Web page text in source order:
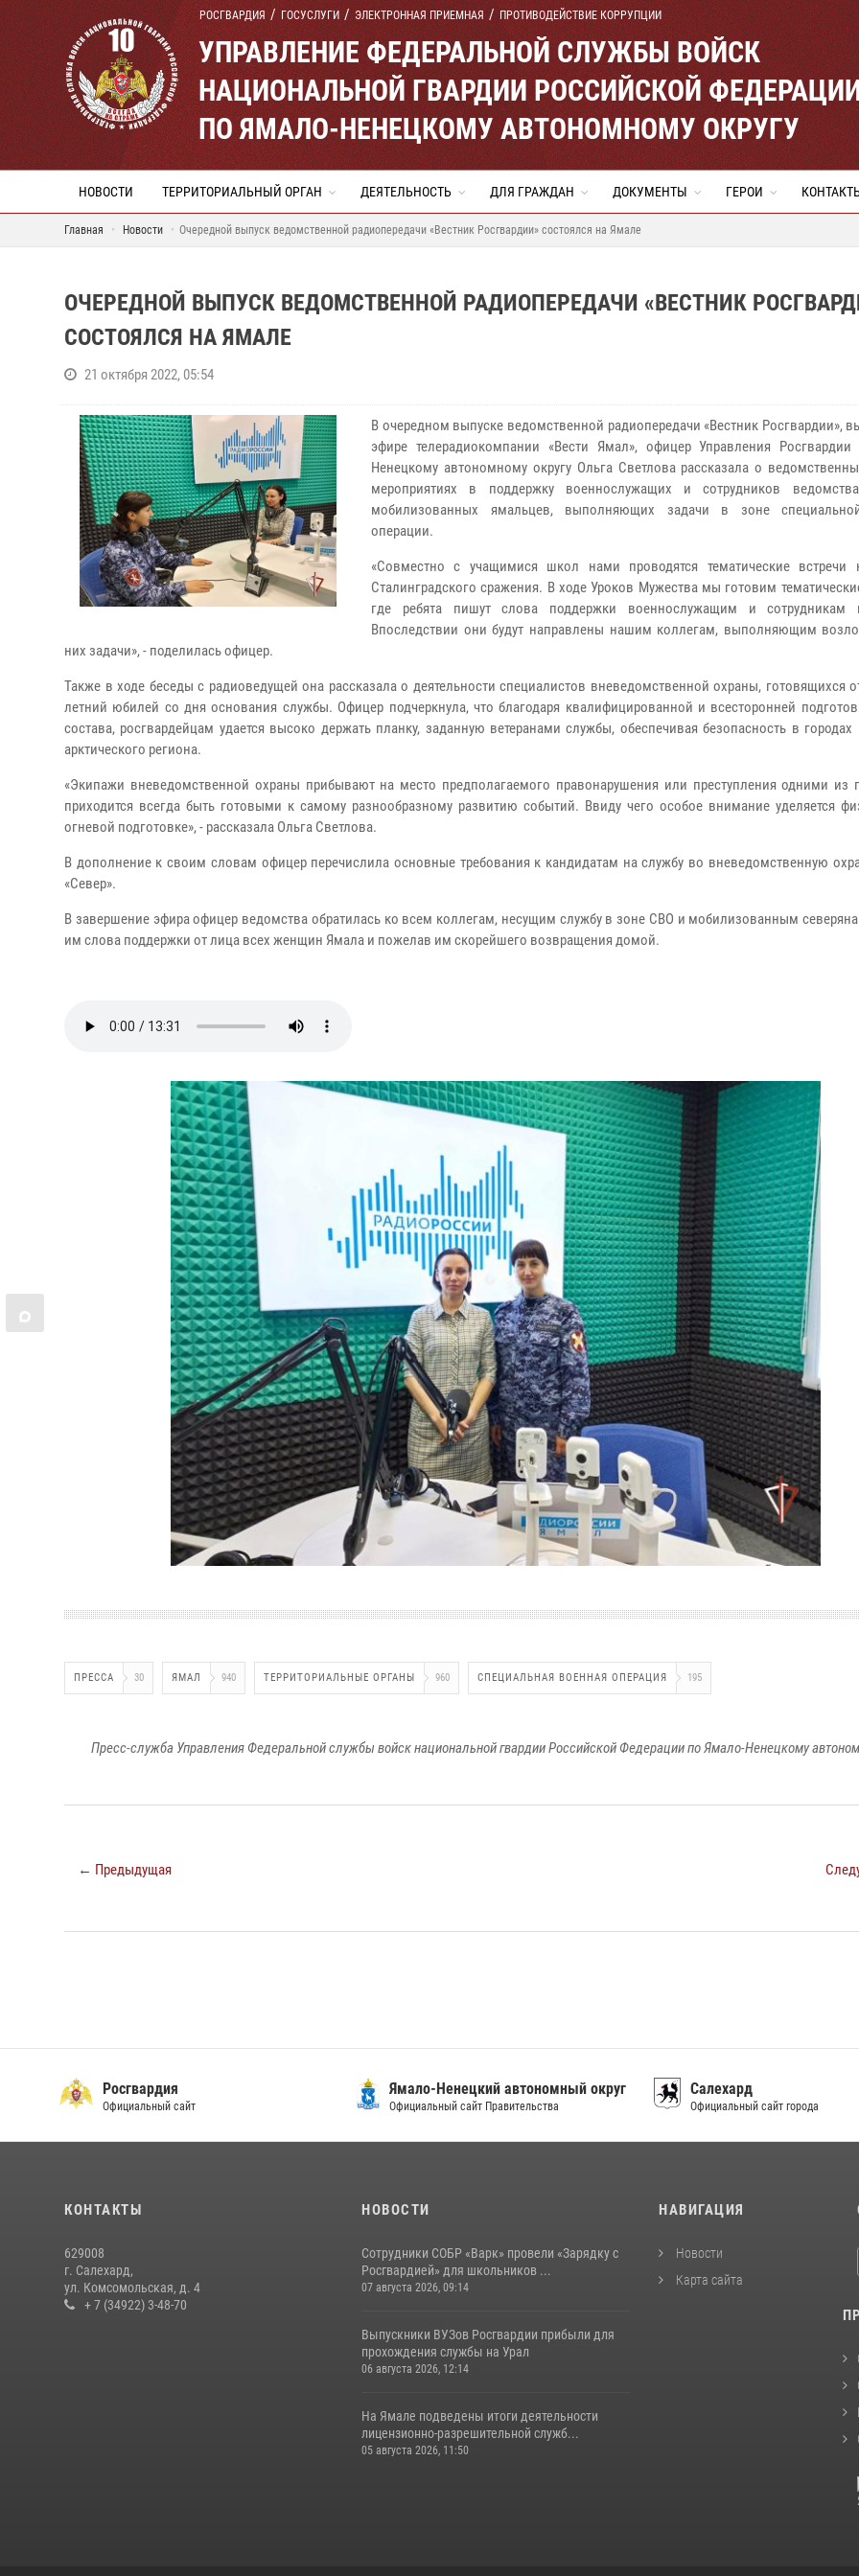
РОСГВАРДИЯ ГОСУСЛУГИ ЭЛЕКТРОННАЯ ПРИЕМНАЯ ПРОТИВОДЕЙСТВИЕ КОРРУПЦИИ
УПРАВЛЕНИЕ ФЕДЕРАЛЬНОЙ СЛУЖБЫ ВОЙСК
НАЦИОНАЛЬНОЙ ГВАРДИИ РОССИЙСКОЙ
ПО ЯМАЛО-НЕНЕЦКОМУ АВТОНОМНОМУ ОКРУГУ
НОВОСТИ ТЕРРИТОРИАЛЬНЫЙ ОРГАН ДЕЯТЕЛЬНОСТЬ ДЛЯ ГРАЖДАН ДОКУМЕНТЫ ГЕРОИ
Главная Новости Очередной выпуск ведомственной радиопередачи «Вестник Росгвардии» состоялся на Ямале
ОЧЕРЕДНОЙ ВЫПУСК ВЕДОМСТВЕННОЙ РАДИОПЕРЕДАЧИ «ВЕСТНИК
СОСТОЯЛСЯ НА ЯМАЛЕ
21 октября 2022, 05:54
В очередном выпуске ведомственной радиопередачи «Вестник Росгвардии»,
эфире телерадиокомпании «Вести Ямал», офицер Управления
Ненецкому автономному округу Ольга Светлова рассказала о
мероприятиях в поддержку военнослужащих и сотрудников
мобилизованных ямальцев, выполняющих задачи в зоне
операции.
«Совместно с учащимися школ нами проводятся тематические встречи
Сталинградского сражения. В ходе Уроков Мужества мы готовим
где ребята пишут слова поддержки военнослужащим и сотрудникам
Впоследствии они будут направлены нашим коллегам, выполняющим
них задачи», - поделилась офицер.
Также в ходе беседы с радиоведущей она рассказала о деятельности специалистов вневедомственной охраны, готовящихся
летний юбилей со дня основания службы. Офицер подчеркнула, что благодаря квалифицированной и всесторонней
состава, росгвардейцам удается высоко держать планку, заданную ветеранами службы, обеспечивая безопасность в городах
арктического региона.
«Экипажи вневедомственной охраны прибывают на место предполагаемого правонарушения или преступления одними из
приходится всегда быть готовыми к самому разнообразному развитию событий. Ввиду чего особое внимание уделяется
огневой подготовке», - рассказала Ольга Светлова.
В дополнение к своим словам офицер перечислила основные требования к кандидатам на службу во вневедомственную
«Север».
В завершение эфира офицер ведомства обратилась ко всем коллегам, несущим службу в зоне СВО и мобилизованным
им слова поддержки от лица всех женщин Ямала и пожелав им скорейшего возвращения домой.
ПРЕССА 30 ЯМАЛ 940 ТЕРРИТОРИАЛЬНЫЕ ОРГАНЫ 960 СПЕЦИАЛЬНАЯ ВОЕННАЯ ОПЕРАЦИЯ 195
Пресс-служба Управления Федеральной службы войск национальной гвардии Российской Федерации по Ямало-Ненецкому
← Предыдущая
Росгвардия
Официальный сайт
Ямало-Ненецкий автономный округ
Официальный сайт Правительства
Салехард
Официальный сайт города
КОНТАКТЫ
629008
г. Салехард,
ул. Комсомольская, д. 4
+ 7 (34922) 3-48-70
НОВОСТИ
Сотрудники СОБР «Варк» провели «Зарядку с
Росгвардией» для школьников ...
07 августа 2026, 09:14
Выпускники ВУЗов Росгвардии прибыли для
прохождения службы на Урал
06 августа 2026, 12:14
На Ямале подведены итоги деятельности
лицензионно-разрешительной служб...
05 августа 2026, 11:50
НАВИГАЦИЯ
Новости
Карта сайта